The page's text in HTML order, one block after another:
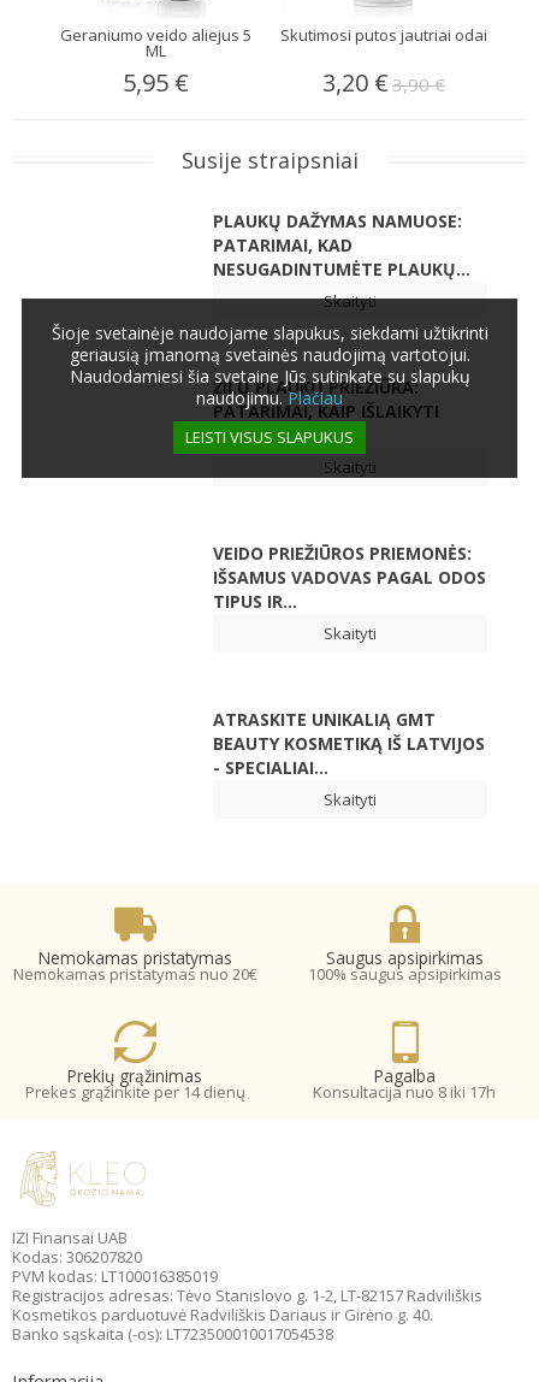
Geraniumo veido aliejus 5
ML
5,95 €
Skutimosi putos jautriai odai
3,20 € 3,90 €
Susije straipsniai
PLAUKŲ DAŽYMAS NAMUOSE:
PATARIMAI, KAD
NESUGADINTUMĖTE PLAUKŲ...
Skaityti
ŽILŲ PLAUKŲ PRIEŽIŪRA:
PATARIMAI, KAIP IŠLAIKYTI
NATŪRALŲ GROŽĮ
Skaityti
VEIDO PRIEŽIŪROS PRIEMONĖS:
IŠSAMUS VADOVAS PAGAL ODOS
TIPUS IR...
Skaityti
ATRASKITE UNIKALIĄ GMT
BEAUTY KOSMETIKĄ IŠ LATVIJOS
- SPECIALIAI...
Skaityti
Nemokamas pristatymas
Nemokamas pristatymas nuo 20€
Saugus apsipirkimas
100% saugus apsipirkimas
Prekių grąžinimas
Prekes grąžinkite per 14 dienų
Pagalba
Konsultacija nuo 8 iki 17h
IZI Finansai UAB
Kodas: 306207820
PVM kodas: LT100016385019
Registracijos adresas: Tėvo Stanislovo g. 1-2, LT-82157 Radviliškis
Kosmetikos parduotuvė Radviliškis Dariaus ir Girėno g. 40.
Banko sąskaita (-os): LT723500010017054538
Šioje svetainėje naudojame slapukus, siekdami užtikrinti
geriausią įmanomą svetainės naudojimą vartotojui.
Naudodamiesi šia svetaine Jūs sutinkate su slapukų
naudojimu. Plačiau
LEISTI VISUS SLAPUKUS